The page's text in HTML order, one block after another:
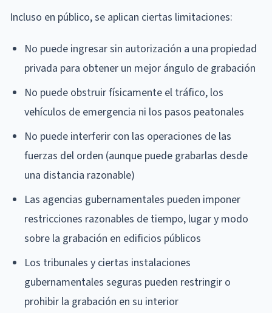
Incluso en público, se aplican ciertas limitaciones:
No puede ingresar sin autorización a una propiedad
privada para obtener un mejor ángulo de grabación
No puede obstruir físicamente el tráfico, los
vehículos de emergencia ni los pasos peatonales
No puede interferir con las operaciones de las
fuerzas del orden (aunque puede grabarlas desde
una distancia razonable)
Las agencias gubernamentales pueden imponer
restricciones razonables de tiempo, lugar y modo
sobre la grabación en edificios públicos
Los tribunales y ciertas instalaciones
gubernamentales seguras pueden restringir o
prohibir la grabación en su interior